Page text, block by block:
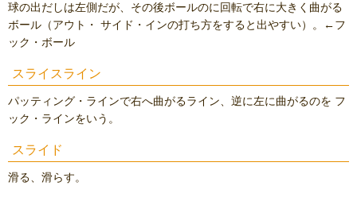
球の出だしは左側だが、その後ボールのに回転で右に大きく曲がる
ボール（アウト・ サイド・インの打ち方をすると出やすい）。←フ
ック・ボール
スライスライン
パッティング・ラインで右へ曲がるライン、逆に左に曲がるのを フ
ック・ラインをいう。
スライド
滑る、滑らす。